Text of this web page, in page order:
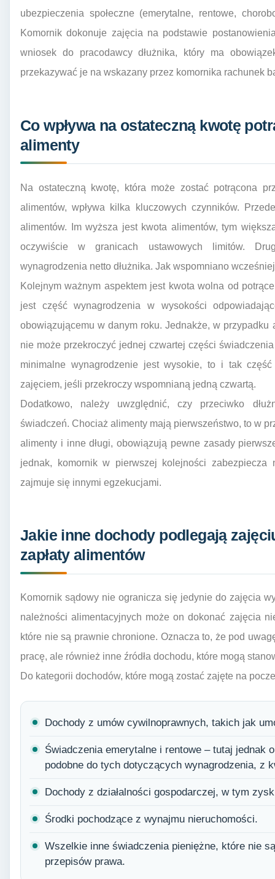
ubezpieczenia społeczne (emerytalne, rentowe,
Komornik dokonuje zajęcia na podstawie
wniosek do pracodawcy dłużnika, który ma
przekazywać je na wskazany przez komornika rachunek
Co wpływa na ostateczną kwotę
alimenty
Na ostateczną kwotę, która może zostać potrącona
alimentów, wpływa kilka kluczowych czynników.
alimentów. Im wyższa jest kwota alimentów, tym
oczywiście w granicach ustawowych limitów.
wynagrodzenia netto dłużnika. Jak wspomniano
Kolejnym ważnym aspektem jest kwota wolna od
jest część wynagrodzenia w wysokości
obowiązującemu w danym roku. Jednakże, w
nie może przekroczyć jednej czwartej części
minimalne wynagrodzenie jest wysokie, to i tak
zajęciem, jeśli przekroczy wspomnianą jedną czwartą.
Dodatkowo, należy uwzględnić, czy przeciwko
świadczeń. Chociaż alimenty mają pierwszeństwo, to w
alimenty i inne długi, obowiązują pewne zasady
jednak, komornik w pierwszej kolejności zabezpiecza
zajmuje się innymi egzekucjami.
Jakie inne dochody podlegają
zapłaty alimentów
Komornik sądowy nie ogranicza się jedynie do zajęcia
należności alimentacyjnych może on dokonać zajęcia
które nie są prawnie chronione. Oznacza to, że pod
pracę, ale również inne źródła dochodu, które mogą
Do kategorii dochodów, które mogą zostać zajęte na
Dochody z umów cywilnoprawnych, takich jak
Świadczenia emerytalne i rentowe – tutaj jednak
podobne do tych dotyczących wynagrodzenia, z
Dochody z działalności gospodarczej, w tym
Środki pochodzące z wynajmu nieruchomości.
Wszelkie inne świadczenia pieniężne, które nie
przepisów prawa.